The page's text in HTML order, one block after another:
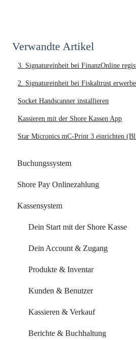
Verwandte Artikel
3. Signatureinheit bei FinanzOnline
2. Signatureinheit bei Fiskaltrust
Socket Handscanner installieren
Kassieren mit der Shore Kassen App
Star Micronics mC-Print 3 einrichten
Buchungssystem
Dein Start mit Shore
Dein Account & Zugang
Kalender & Termine
Buchungsseite
Buchungseinstellungen
Buchung über externe Plattformen
Systemeinstellungen
Leistungen & Kurse
Shore Pay Onlinezahlung
Einrichtung & Aktivierung
Zahlungsoptionen & Funktionen
Kassensystem
Dein Start mit der Shore Kasse
Dein Account & Zugang
Produkte & Inventar
Kunden & Benutzer
Kassieren & Verkauf
Berichte & Buchhaltung